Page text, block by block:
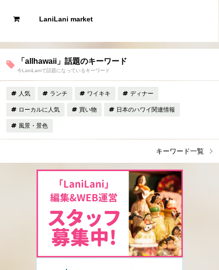
LaniLani market
「allhawaii」話題のキーワード
今LaniLaniで話題になっているキーワード
人気 ランチ ワイキキ ディナー
ローカルに人気 買い物 日本のハワイ関連情報
風景・景色
キーワード一覧